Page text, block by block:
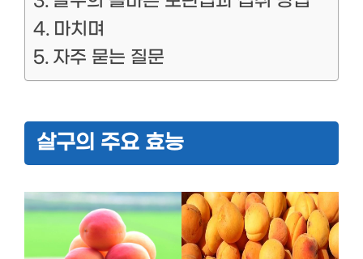
마치며
자주 묻는 질문
살구의 주요 효능